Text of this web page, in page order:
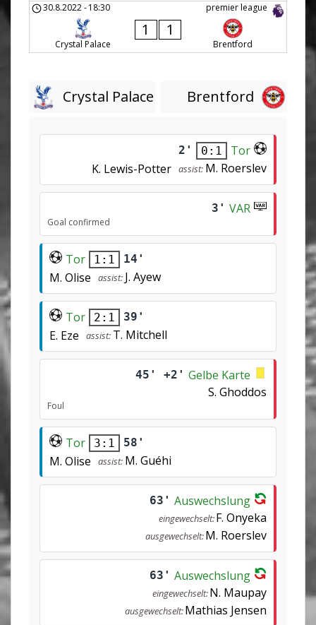
premier league
30.8.2022-18:30
Crystal Palace
1 1
Brentford
Crystal Palace Brentford
2' 0:1
Tor
K. Lewis-Potter assist: M. Roerslev
3' VAR
Goal confirmed
Tor 1:1 14'
M. Olise assist: J. Ayew
Tor 2:1 39'
E. Eze assist: T. Mitchell
45' +2' Gelbe Karte
S. Ghoddos
Foul
Tor 3:1 58'
M. Olise assist: M. Guéhi
63' Auswechslung
eingewechselt:F. Onyeka
ausgewechselt:M. Roerslev
63' Auswechslung
eingewechselt:N. Maupay
ausgewechselt:Mathias Jensen